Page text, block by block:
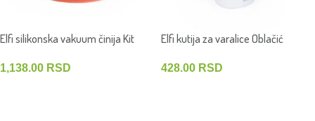
Elfi silikonska vakuum činija Kit
1,138.00 RSD
Elfi kutija za varalice Oblačić
428.00 RSD